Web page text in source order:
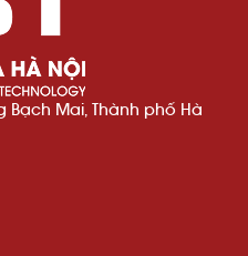
Bạch Mai, Thành phố Hà